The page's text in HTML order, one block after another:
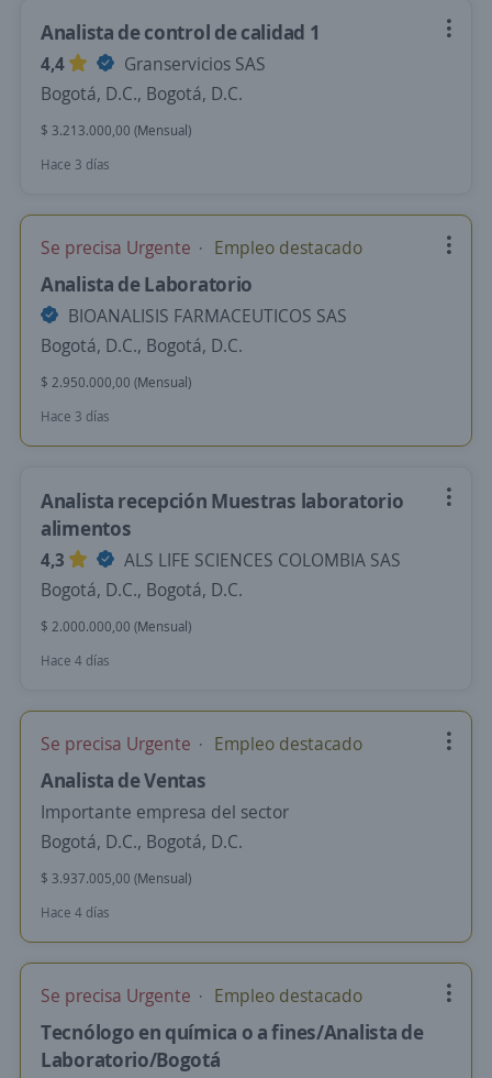
Analista de control de calidad 1
4,4
Granservicios SAS
Bogotá, D.C., Bogotá, D.C.
$ 3.213.000,00 (Mensual)
Hace 3 días
Se precisa Urgente Empleo destacado
Analista de Laboratorio
BIOANALISIS FARMACEUTICOS SAS
Bogotá, D.C., Bogotá, D.C.
$ 2.950.000,00 (Mensual)
Hace 3 días
Analista recepción Muestras laboratorio
alimentos
4,3
ALS LIFE SCIENCES COLOMBIA SAS
Bogotá, D.C., Bogotá, D.C.
$ 2.000.000,00 (Mensual)
Hace 4 días
Se precisa Urgente Empleo destacado
Analista de Ventas
Importante empresa del sector
Bogotá, D.C., Bogotá, D.C.
$ 3.937.005,00 (Mensual)
Hace 4 días
Se precisa Urgente Empleo destacado
Tecnólogo en química o a fines/Analista de
Laboratorio/Bogotá